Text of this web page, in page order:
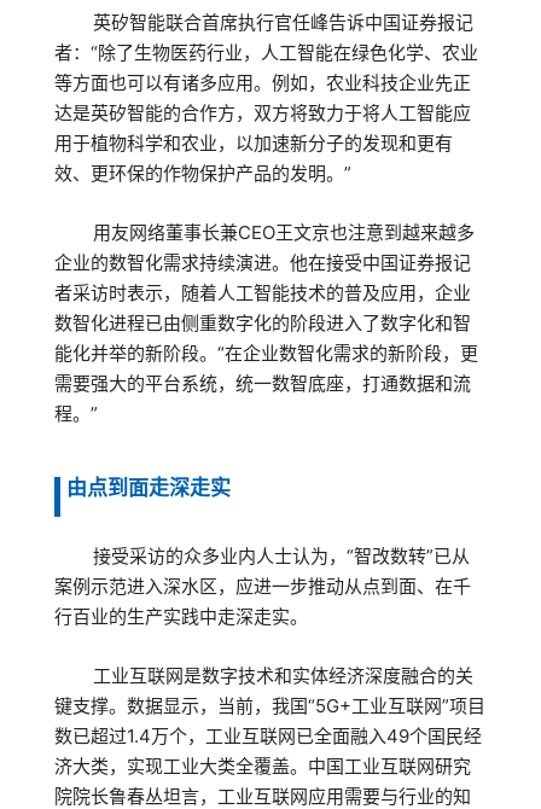
英矽智能联合首席执行官任峰告诉中国证券报记
者：“除了生物医药行业，人工智能在绿色化学、农业
等方面也可以有诸多应用。例如，农业科技企业先正
达是英矽智能的合作方，双方将致力于将人工智能应
用于植物科学和农业，以加速新分子的发现和更有
效、更环保的作物保护产品的发明。”
用友网络董事长兼CEO王文京也注意到越来越多
企业的数智化需求持续演进。他在接受中国证券报记
者采访时表示，随着人工智能技术的普及应用，企业
数智化进程已由侧重数字化的阶段进入了数字化和智
能化并举的新阶段。“在企业数智化需求的新阶段，更
需要强大的平台系统，统一数智底座，打通数据和流
程。”
由点到面走深走实
接受采访的众多业内人士认为，“智改数转”已从
案例示范进入深水区，应进一步推动从点到面、在千
行百业的生产实践中走深走实。
工业互联网是数字技术和实体经济深度融合的关
键支撑。数据显示，当前，我国“5G+工业互联网”项目
数已超过1.4万个，工业互联网已全面融入49个国民经
济大类，实现工业大类全覆盖。中国工业互联网研究
院院长鲁春丛坦言，工业互联网应用需要与行业的知